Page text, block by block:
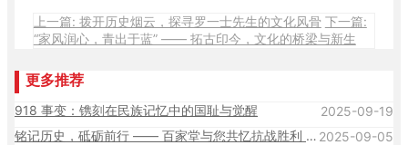
上一篇: 拨开历史烟云，探寻罗一士先生的文化风骨 下一篇:
“家风润心，青出于蓝” —— 拓古印今，文化的桥梁与新生
更多推荐
918 事变：镌刻在民族记忆中的国耻与觉醒
2025-09-19
铭记历史，砥砺前行 —— 百家堂与您共忆抗战胜利 80 周年 2025-09-05